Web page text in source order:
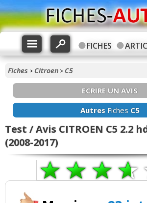
FICHES
Fiches > Citroen > C5
ECRIRE UN AVIS
AutresFiches C5
Test / Avis CITROEN C5 2.2
(2008-2017)